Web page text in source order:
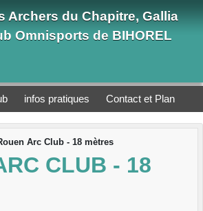
Archers du Chapitre, Gallia
Omnisports de BIHOREL
infos pratiques Contact et Plan
Arc Club - 18 mètres
CLUB - 18
cookies